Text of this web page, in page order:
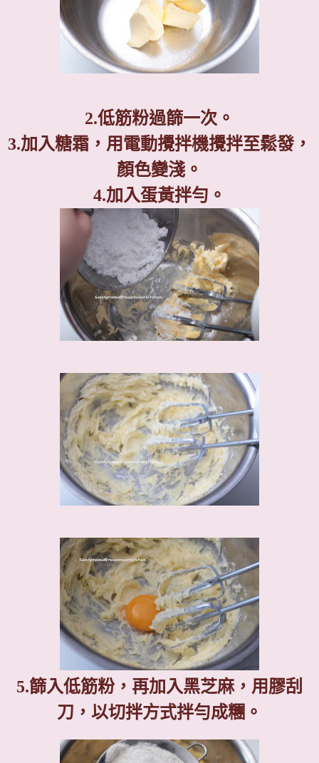
2.低筋粉過篩一次。
3.加入糖霜，用電動攪拌機攪拌至鬆發，
顏色變淺。
4.加入蛋黃拌勻。
5.篩入低筋粉，再加入黑芝麻，用膠刮
刀，以切拌方式拌勻成糰。